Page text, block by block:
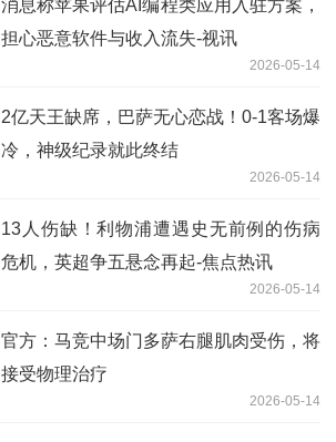
消息称苹果评估AI编程类应用入驻方案，
担心恶意软件与收入流失-视讯
2026-05-14
2亿天王缺席，巴萨无心恋战！0-1客场爆
冷，神级纪录就此终结
2026-05-14
13人伤缺！利物浦遭遇史无前例的伤病
危机，英超争五悬念再起-焦点热讯
2026-05-14
官方：马竞中场门多萨右腿肌肉受伤，将
接受物理治疗
2026-05-14